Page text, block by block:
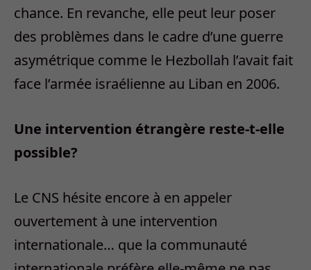
chance. En revanche, elle peut leur poser
des problèmes dans le cadre d’une guerre
asymétrique comme le Hezbollah l’avait fait
face l’armée israélienne au Liban en 2006.
Une intervention étrangère reste-t-elle
possible?
Le CNS hésite encore à en appeler
ouvertement à une intervention
internationale… que la communauté